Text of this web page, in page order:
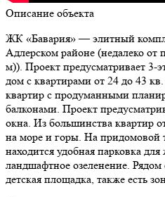
Описание объекта
ЖК «Бавария» — элитный
Адлерском районе (недалеко от
м)). Проект предусматривает
дом с квартирами от 24 до 43
квартир с продуманными
балконами. Проект
окна. Из большинства квартир
на море и горы. На придомовой
находится удобная парковка
ландшафтное озеленение.
детская площадка, также есть